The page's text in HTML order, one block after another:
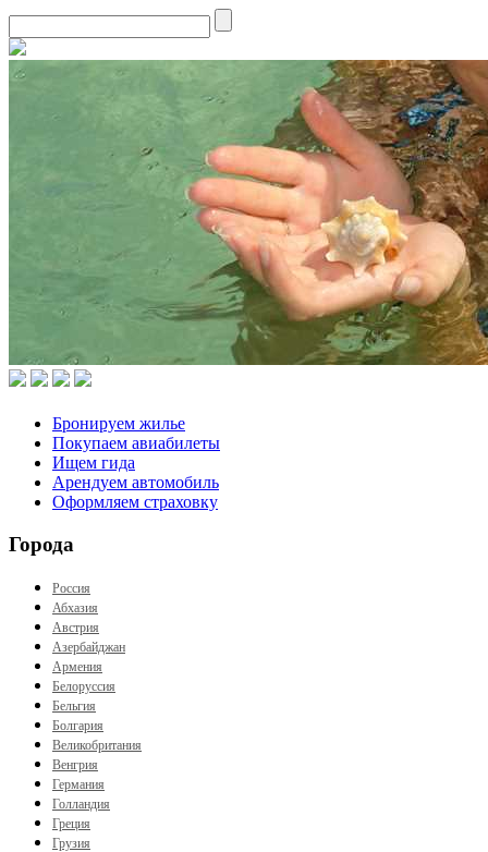
Бронируем жилье
Покупаем авиабилеты
Ищем гида
Арендуем автомобиль
Оформляем страховку
Города
Россия
Абхазия
Австрия
Азербайджан
Армения
Белоруссия
Бельгия
Болгария
Великобритания
Венгрия
Германия
Голландия
Греция
Грузия